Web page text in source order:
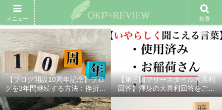
雑記ブログ プロフィール 余興動画 ベスト大喜利 スポ
【ブログ開設10周年記念】ブロ
グを3年間継続する方法：挫折し
ないための7つの秘訣
【第三回フリースタイル大喜利
回答】渾身の大喜利回答をご紹
介！
メニュー 検索